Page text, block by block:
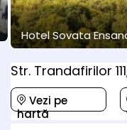
Hotel Sovata
Str. Trandafirilor
Vezi pe
hartă